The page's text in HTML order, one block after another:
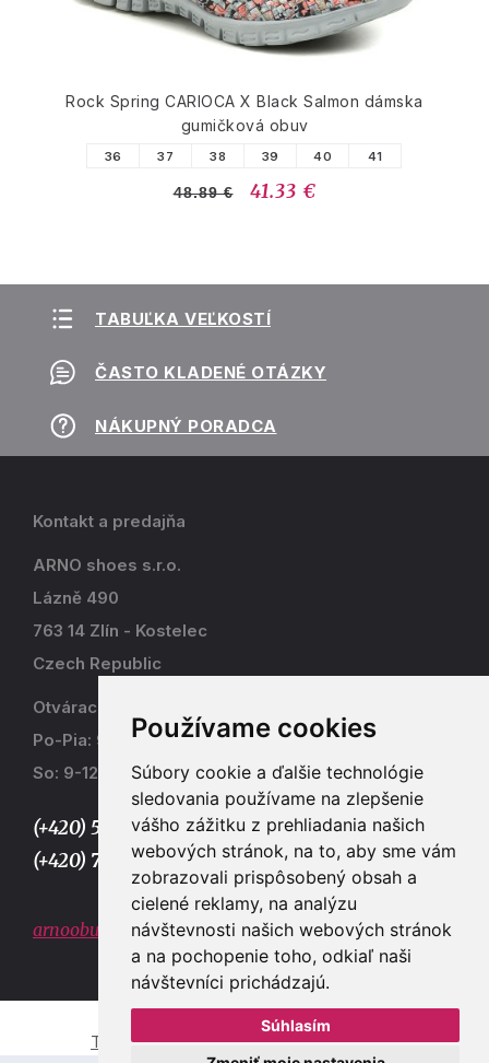
Používame cookies
Súbory cookie a ďalšie technológie
sledovania používame na zlepšenie
vášho zážitku z prehliadania našich
webových stránok, na to, aby sme vám
zobrazovali prispôsobený obsah a
cielené reklamy, na analýzu
návštevnosti našich webových stránok
a na pochopenie toho, odkiaľ naši
návštevníci prichádzajú.
Súhlasím
Rock Spring CARIOCA X Black Salmon dámska
gumičková obuv
36 37 38 39 40 41
48.89 € 41.33 €
TABUĽKA VEĽKOSTÍ
ČASTO KLADENÉ OTÁZKY
NÁKUPNÝ PORADCA
Kontakt a predajňa
ARNO shoes s.r.o.
Lázně 490
763 14 Zlín - Kostelec
Czech Republic
Otváracia doba
Po-Pia: 9-17
So: 9-12
(+420) 577 915 036,
(+420) 773 667 390
arnoobuv@gmail.com
Tvorba e-shopů a webových stránek Zlín